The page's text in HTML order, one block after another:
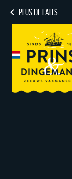
PLUS DE FAITS